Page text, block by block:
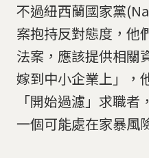
不過紐西蘭國家黨
案抱持反對態度，他
法案，應該提供相關
嫁到中小企業上」，
「開始過濾」求職
一個可能處在家暴風